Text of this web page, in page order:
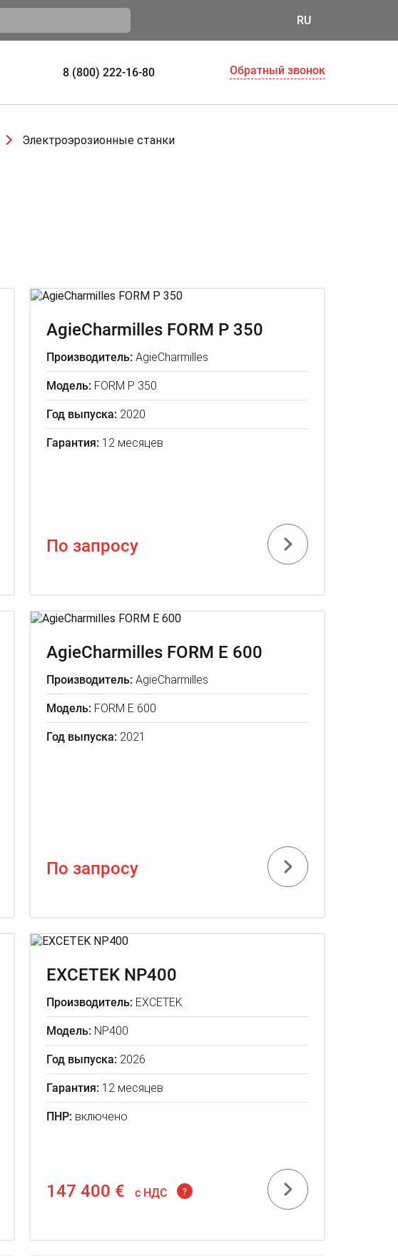
RU
8 (800) 222-16-80 Обратный звонок
Электроэрозионные станки
AgieCharmilles FORM P 350
Производитель: AgieCharmilles
Модель: FORM P 350
Год выпуска: 2020
Гарантия: 12 месяцев
По запросу
AgieCharmilles FORM E 600
Производитель: AgieCharmilles
Модель: FORM E 600
Год выпуска: 2021
По запросу
EXCETEK NP400
Производитель: EXCETEK
Модель: NP400
Год выпуска: 2026
Гарантия: 12 месяцев
ПНР: включено
147 400 € c НДС ?